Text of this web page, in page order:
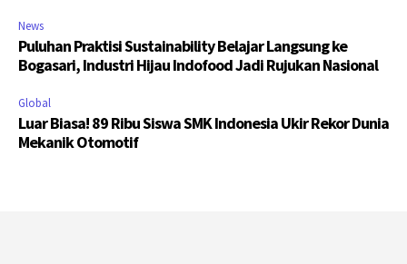
News
Puluhan Praktisi Sustainability Belajar Langsung ke
Bogasari, Industri Hijau Indofood Jadi Rujukan Nasional
Global
Luar Biasa! 89 Ribu Siswa SMK Indonesia Ukir Rekor Dunia
Mekanik Otomotif